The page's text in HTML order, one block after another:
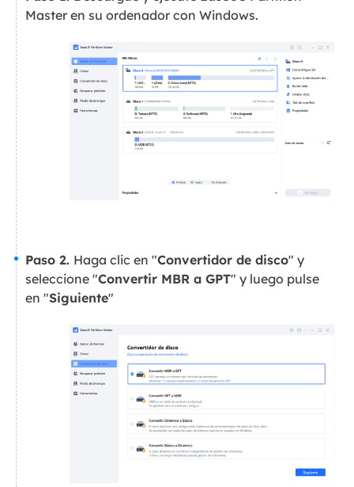
Master en su ordenador con Windows.
Paso 2. Haga clic en "Convertidor de disco" y
seleccione "Convertir MBR a GPT" y luego pulse
en "Siguiente"